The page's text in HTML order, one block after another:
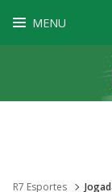
MENU
R7 Esportes